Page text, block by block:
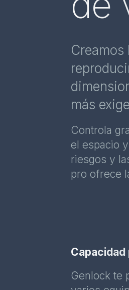
Creamos
más
Controla
el espacio
riesgos y
pro ofrece
Genlock te